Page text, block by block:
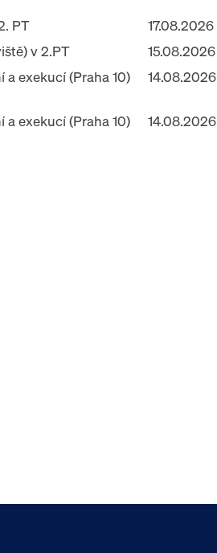
PT 17.08.2026
v 2.PT 15.08.2026
exekucí (Praha 10)
14.08.2026
exekucí (Praha 10)
14.08.2026